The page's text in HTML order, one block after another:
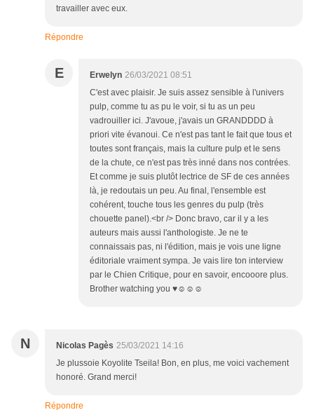
travailler avec eux.
Répondre
E Erwelyn 26/03/2021 08:51
C'est avec plaisir. Je suis assez sensible à l'univers
pulp, comme tu as pu le voir, si tu as un peu
vadrouiller ici. J'avoue, j'avais un GRANDDDD à
priori vite évanoui. Ce n'est pas tant le fait que tous et
toutes sont français, mais la culture pulp et le sens
de la chute, ce n'est pas très inné dans nos contrées.
Et comme je suis plutôt lectrice de SF de ces années
là, je redoutais un peu. Au final, l'ensemble est
cohérent, touche tous les genres du pulp (très
chouette panel).<br /> Donc bravo, car il y a les
auteurs mais aussi l'anthologiste. Je ne te
connaissais pas, ni l'édition, mais je vois une ligne
éditoriale vraiment sympa. Je vais lire ton interview
par le Chien Critique, pour en savoir, encooore plus.
Brother watching you ♥☺☺☺
N Nicolas Pagès 25/03/2021 14:16
Je plussoie Koyolite Tseila! Bon, en plus, me voici vachement
honoré. Grand merci!
Répondre